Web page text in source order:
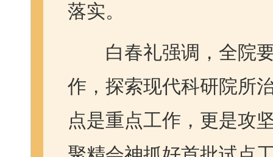
落实。
白春礼强调，全院要
作，探索现代科研院所
点是重点工作，更是攻